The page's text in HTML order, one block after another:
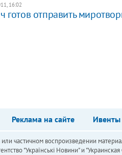
16:02
готов отправить
Реклама на сайте Ивенты
частичном воспроизведении
"Українськi Новини" и